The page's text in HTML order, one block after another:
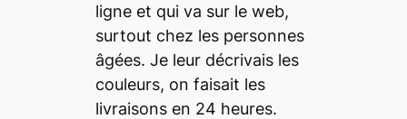
ligne et qui va sur le web,
surtout chez les personnes
âgées. Je leur décrivais les
couleurs, on faisait les
livraisons en 24 heures.